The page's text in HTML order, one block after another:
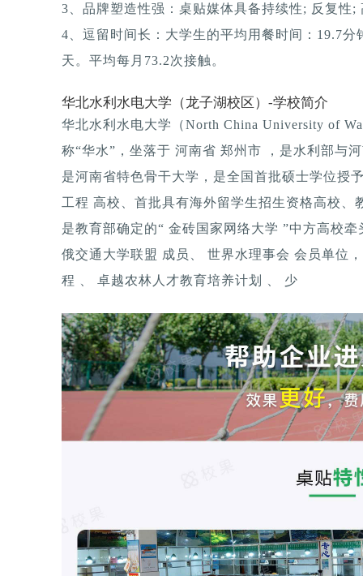
3、品牌塑造性强：桌贴媒体具备持续性; 反复性;
4、逗留时间长：大学生的平均用餐时间：19.7
天。平均每月73.2次接触。
华北水利水电大学（龙子湖校区）-学校简介
华北水利水电大学（North China University of
称“华水”，坐落于 河南省 郑州市 ，是水利部与
是河南省特色骨干大学，是全国首批硕士学位授
工程 高校、首批具有海外留学生招生资格高校
是教育部确定的“ 金砖国家网络大学 ”中方高校
俄交通大学联盟 成员、 世界水理事会 会员单位
程 、 卓越农林人才教育培养计划 、 少